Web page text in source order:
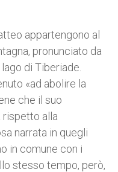
appartengono al
pronunciato da
di Tiberiade.
«ad abolire la
che il suo
rispetto alla
narrata in quegli
in comune con i
stesso tempo, però,